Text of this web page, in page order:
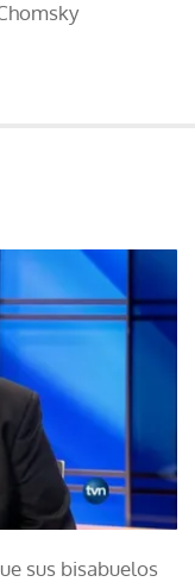
sus bisabuelos